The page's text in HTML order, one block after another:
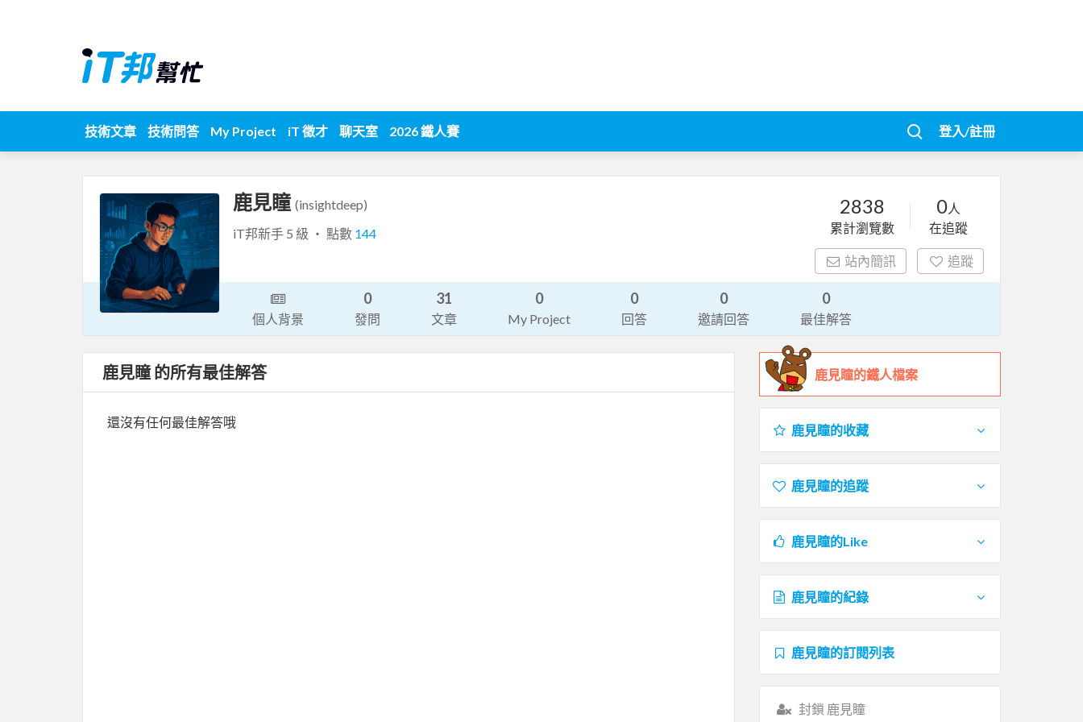
技術文章 技術問答 My Project iT 徵才 聊天室 2026 鐵人賽 登入/註冊
鹿見瞳 (insightdeep)
iT邦新手 5 級 ‧ 點數 144
2838
累計瀏覽數
0人
在追蹤
站內簡訊 追蹤
個人背景
0
發問
31
文章
0
My Project
0
回答
0
邀請回答
0
最佳解答
鹿見瞳 的所有最佳解答
還沒有任何最佳解答哦
鹿見瞳的鐵人檔案
鹿見瞳的收藏
鹿見瞳的追蹤
鹿見瞳的Like
鹿見瞳的紀錄
鹿見瞳的訂閱列表
封鎖 鹿見瞳